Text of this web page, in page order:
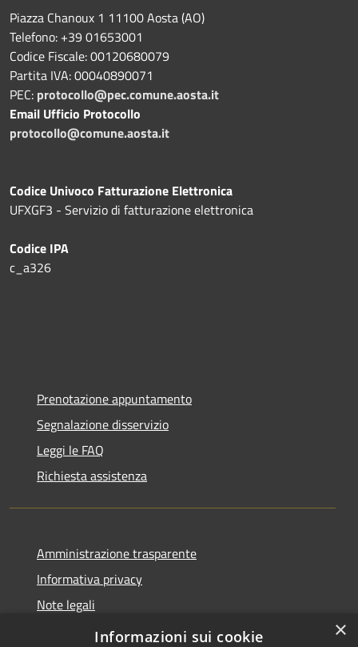
Piazza Chanoux 1 11100 Aosta (AO)
Telefono: +39 01653001
Codice Fiscale: 00120680079
Partita IVA: 00040890071
PEC: protocollo@pec.comune.aosta.it
Email Ufficio Protocollo
protocollo@comune.aosta.it
Codice Univoco Fatturazione Elettronica
UFXGF3 - Servizio di fatturazione elettronica
Codice IPA
c_a326
Prenotazione appuntamento
Segnalazione disservizio
Leggi le FAQ
Richiesta assistenza
Amministrazione trasparente
Informativa privacy
Note legali
Dichiarazione di accessibilità
×
Informazioni sui cookie